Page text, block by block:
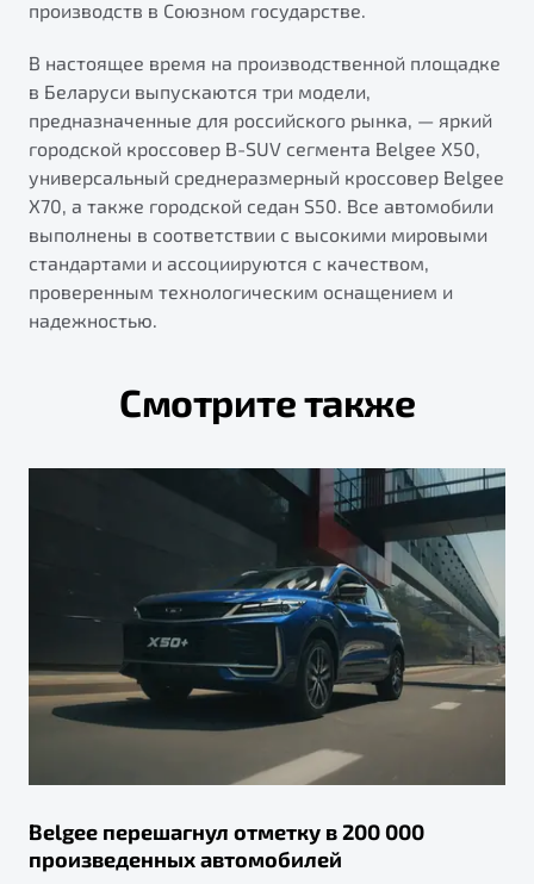
производств в Союзном государстве.
В настоящее время на производственной площадке
в Беларуси выпускаются три модели,
предназначенные для российского рынка, — яркий
городской кроссовер B-SUV сегмента Belgee X50,
универсальный среднеразмерный кроссовер Belgee
X70, а также городской седан S50. Все автомобили
выполнены в соответствии с высокими мировыми
стандартами и ассоциируются с качеством,
проверенным технологическим оснащением и
надежностью.
Смотрите также
Belgee перешагнул отметку в 200 000
произведенных автомобилей